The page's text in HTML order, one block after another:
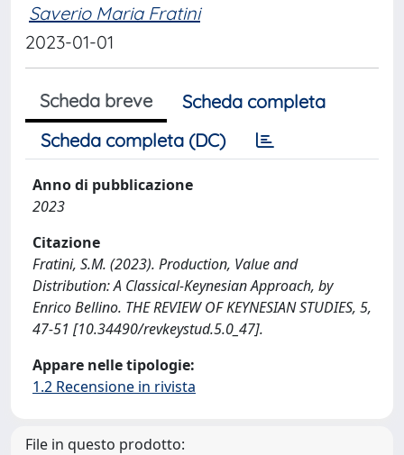
Saverio Maria Fratini
2023-01-01
Scheda breve
Scheda completa
Scheda completa (DC)
Anno di pubblicazione
2023
Citazione
Fratini, S.M. (2023). Production, Value and
Distribution: A Classical-Keynesian Approach, by
Enrico Bellino. THE REVIEW OF KEYNESIAN STUDIES, 5,
47-51 [10.34490/revkeystud.5.0_47].
Appare nelle tipologie:
1.2 Recensione in rivista
File in questo prodotto: